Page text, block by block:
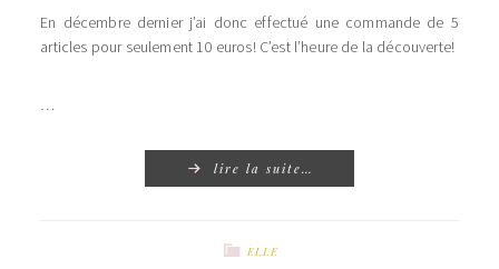
En décembre dernier j’ai donc effectué une commande de 5
articles pour seulement 10 euros! C’est l’heure de la découverte!
…
lire la suite…
ELLE